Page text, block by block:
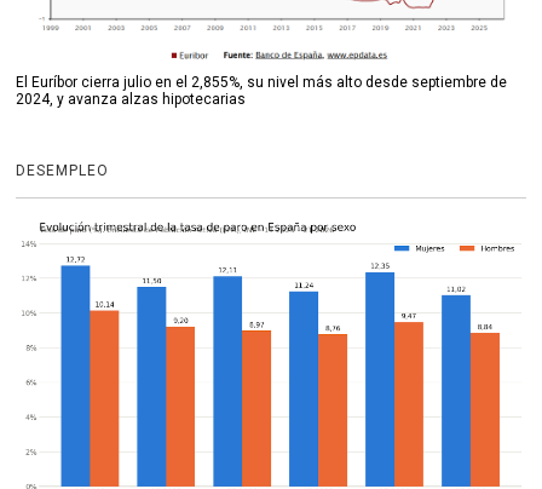
El Euríbor cierra julio en el 2,855%, su nivel más alto desde septiembre de
2024, y avanza alzas hipotecarias
DESEMPLEO